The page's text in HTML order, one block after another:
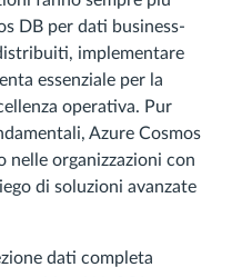
DB per dati business-
implementare
essenziale per la
operativa. Pur
Azure Cosmos
nelle organizzazioni con
di soluzioni avanzate
dati completa